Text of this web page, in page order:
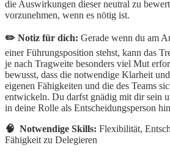
die Auswirkungen dieser neutral zu
vorzunehmen, wenn es nötig ist.
✏️ Notiz für dich: Gerade wenn du am
einer Führungsposition stehst, kann das
je nach Tragweite besonders viel Mut
bewusst, dass die notwendige Klarheit
eigenen Fähigkeiten und die des Teams
entwickeln. Du darfst gnädig mit dir sein
in deine Rolle als Entscheidungsperson
🧠 Notwendige Skills: Flexibilität,
Fähigkeit zu Delegieren